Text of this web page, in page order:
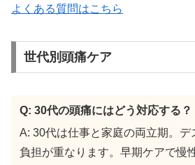
よくある質問はこちら
世代別頭痛ケア
Q: 30代の頭痛にはどう対応する？
A: 30代は仕事と家庭の両立期。
負担が重なります。早期ケアで慢